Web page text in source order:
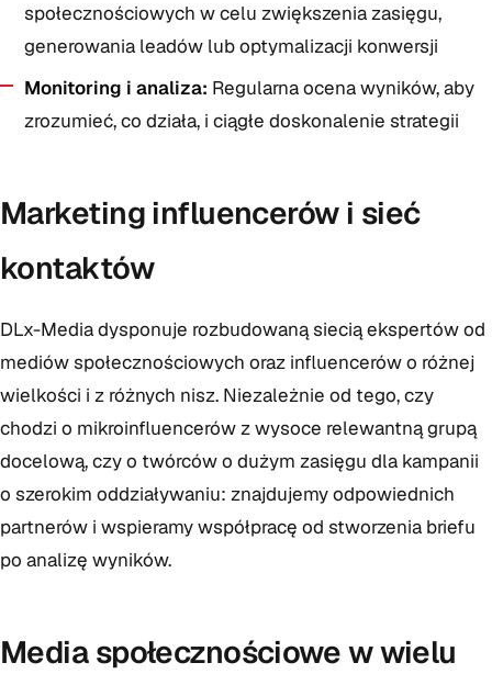
społecznościowych w celu zwiększenia zasięgu,
generowania leadów lub optymalizacji konwersji
Monitoring i analiza: Regularna ocena wyników, aby
zrozumieć, co działa, i ciągłe doskonalenie strategii
Marketing influencerów i sieć
kontaktów
DLx-Media dysponuje rozbudowaną siecią ekspertów od
mediów społecznościowych oraz influencerów o różnej
wielkości i z różnych nisz. Niezależnie od tego, czy
chodzi o mikroinfluencerów z wysoce relewantną grupą
docelową, czy o twórców o dużym zasięgu dla kampanii
o szerokim oddziaływaniu: znajdujemy odpowiednich
partnerów i wspieramy współpracę od stworzenia briefu
po analizę wyników.
Media społecznościowe w wielu